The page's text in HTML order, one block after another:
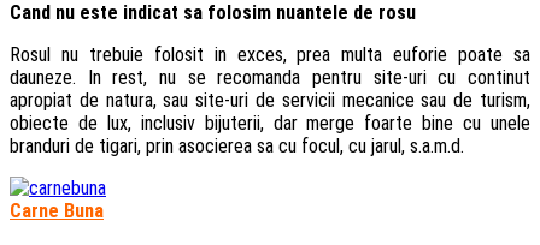
Cand nu este indicat sa folosim nuantele de rosu
Rosul nu trebuie folosit in exces, prea multa euforie poate sa
dauneze. In rest, nu se recomanda pentru site-uri cu continut
apropiat de natura, sau site-uri de servicii mecanice sau de turism,
obiecte de lux, inclusiv bijuterii, dar merge foarte bine cu unele
branduri de tigari, prin asocierea sa cu focul, cu jarul, s.a.m.d.
Carne Buna